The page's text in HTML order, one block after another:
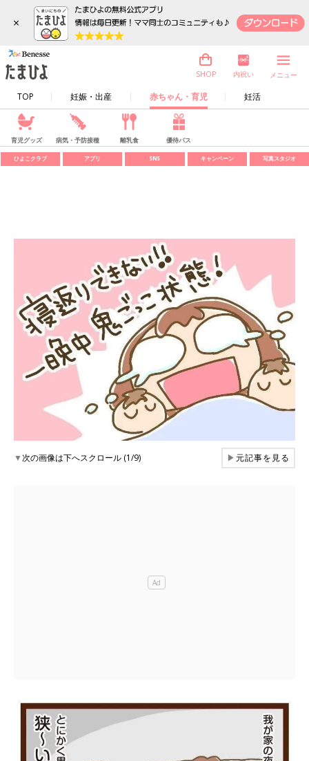
×
TOP 妊娠・出産 赤ちゃん・育児 妊活
SHOP 内祝い メニュー
育児グッズ 病気・予防接種 離乳食 優待パス
ひよこクラブ アプリ SNS キャンペーン 写真スタジオ
▼次の画像は下へスクロール (1/9) ▶元記事を見る